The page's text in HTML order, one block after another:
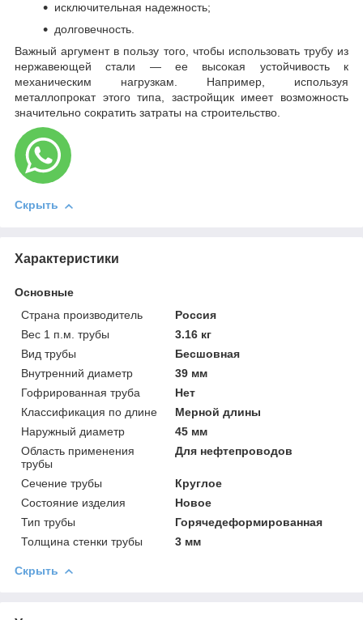
исключительная надежность;
долговечность.
Важный аргумент в пользу того, чтобы использовать трубу из
нержавеющей стали — ее высокая устойчивость к
механическим нагрузкам. Например, используя
металлопрокат этого типа, застройщик имеет возможность
значительно сократить затраты на строительство.
Скрыть
Характеристики
Основные
Страна производитель
Россия
Вес 1 п.м. трубы
3.16 кг
Вид трубы
Бесшовная
Внутренний диаметр
39 мм
Гофрированная труба
Нет
Классификация по длине
Мерной длины
Наружный диаметр
45 мм
Область применения
трубы
Для нефтепроводов
Сечение трубы
Круглое
Состояние изделия
Новое
Тип трубы
Горячедеформированная
Толщина стенки трубы
3 мм
Скрыть